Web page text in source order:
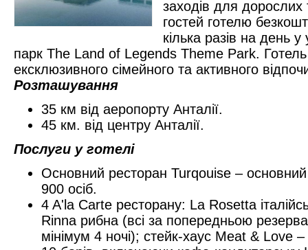
заходів для дорослих
гостей готелю
кілька разів на день
парк The Land of Legends Theme Park. Готель
ексклюзивного сімейного та активного
Розташування
35 км від аеропорту Анталії.
45 км. від центру Анталії.
Послуги у готелі
Основний ресторан Turqouise – основний
900 осіб.
4 A'la Carte ресторану: La Rosetta
Rinna рибна (всі за попередньою
мінімум 4 ночі); стейк-хаус Meat & Love